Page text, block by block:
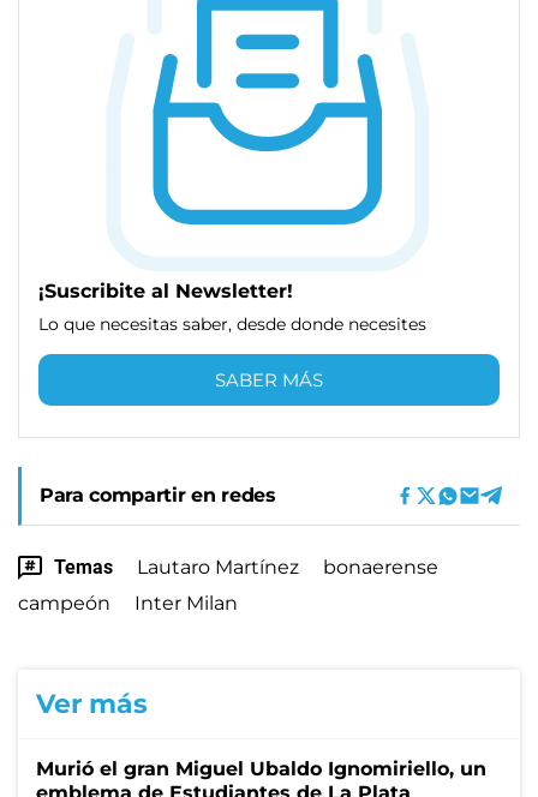
¡Suscribite al Newsletter!
Lo que necesitas saber, desde donde necesites
SABER MÁS
Para compartir en redes
Temas Lautaro Martínez
bonaerense
campeón
Inter Milan
Ver más
Murió el gran Miguel Ubaldo Ignomiriello, un